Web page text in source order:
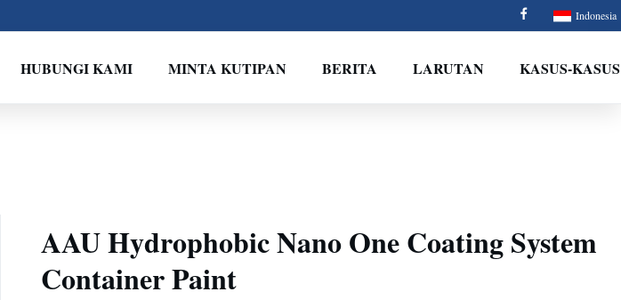
Indonesia
HUBUNGI KAMI MINTA KUTIPAN BERITA LARUTAN KASUS-KASUS
AAU Hydrophobic Nano One Coating System
Container Paint